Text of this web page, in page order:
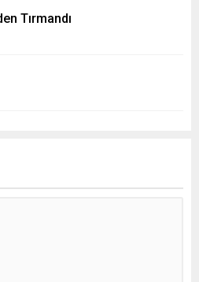
Tırmandı